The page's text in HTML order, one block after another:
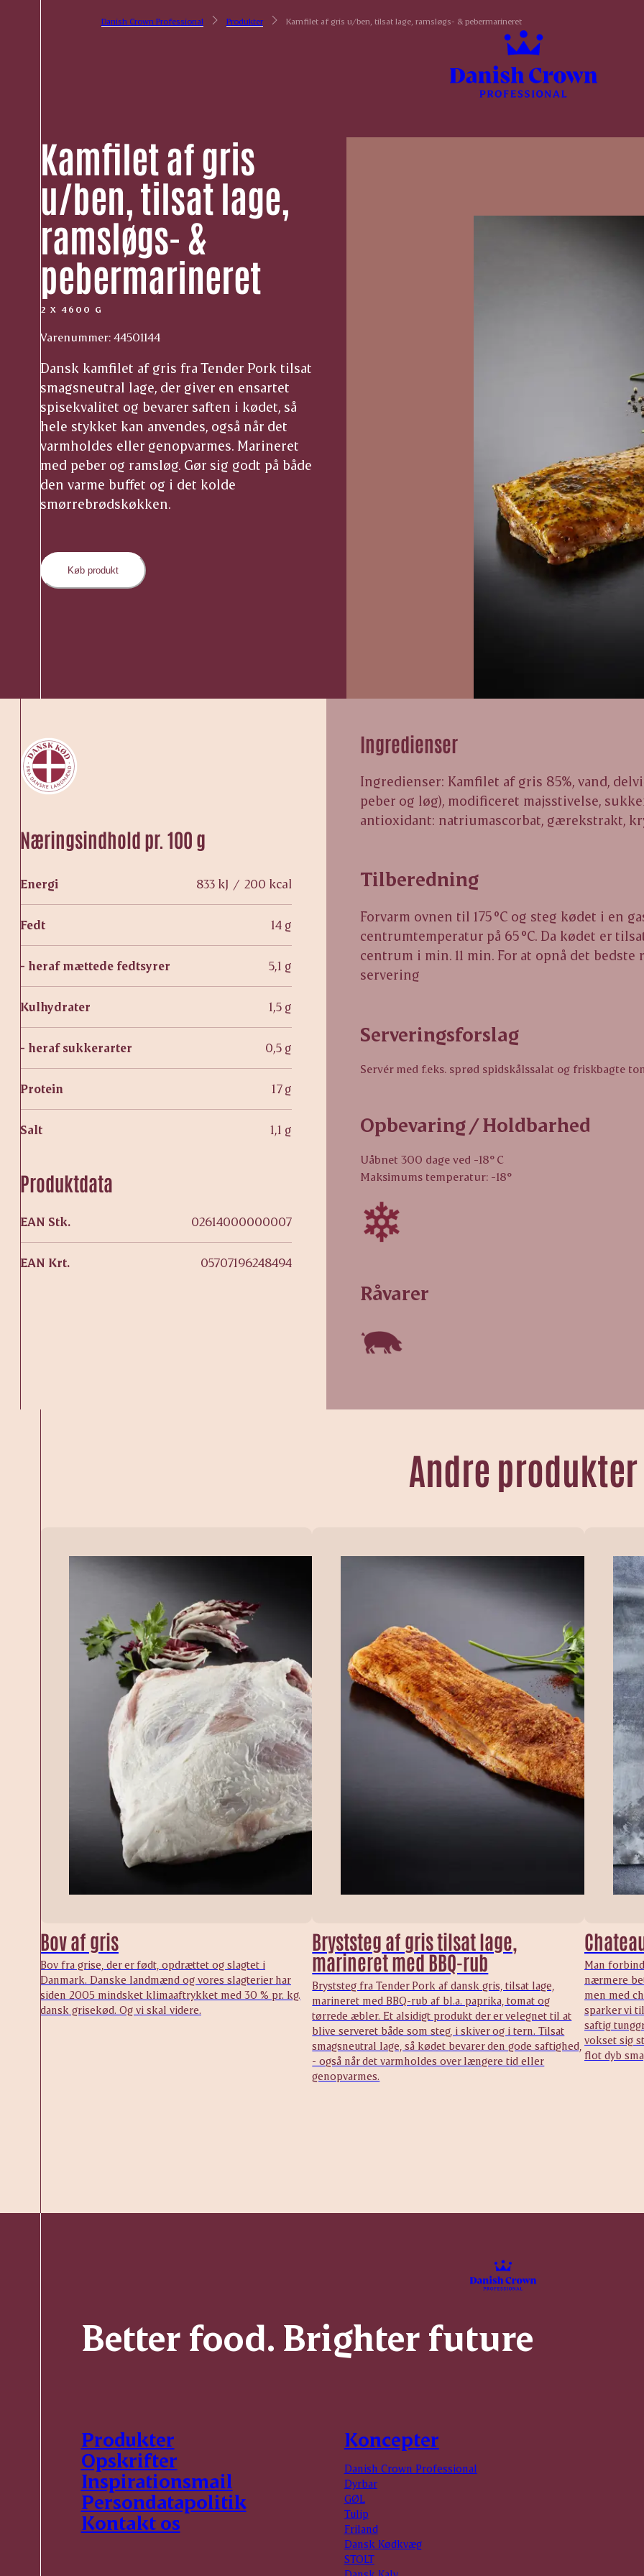
Danish Crown Professional Produkter Kamfilet af gris u/ben, tilsat lage, ramsløgs- & pebermarineret
Kamfilet af gris
u/ben, tilsat lage,
ramsløgs- &
pebermarineret
2 X 4600 G
Varenummer: 44501144
Dansk kamfilet af gris fra Tender Pork tilsat
smagsneutral lage, der giver en ensartet
spisekvalitet og bevarer saften i kødet, så
hele stykket kan anvendes, også når det
varmholdes eller genopvarmes. Marineret
med peber og ramsløg. Gør sig godt på både
den varme buffet og i det kolde
smørrebrødskøkken.
Køb produkt
Næringsindhold pr. 100 g
Energi 833 kJ / 200 kcal
Fedt 14 g
- heraf mættede fedtsyrer 5,1 g
Kulhydrater 1,5 g
- heraf sukkerarter 0,5 g
Protein 17 g
Salt 1,1 g
Produktdata
EAN Stk. 02614000000007
EAN Krt. 05707196248494
Ingredienser
Ingredienser: Kamfilet af gris 85%, vand,
peber og løg), modificeret majsstivelse,
antioxidant: natriumascorbat, gærekstrakt,
Tilberedning
Forvarm ovnen til 175 °C og steg kødet i en
centrumtemperatur på 65 °C. Da kødet er
centrum i min. 11 min. For at opnå det
servering
Serveringsforslag
Servér med f.eks. sprød spidskålssalat og friskbagte
Opbevaring / Holdbarhed
Uåbnet 300 dage ved -18° C
Maksimums temperatur: -18°
Råvarer
Andre produkter
Bov af gris
Bov fra grise, der er født, opdrættet og slagtet i
Danmark. Danske landmænd og vores slagterier har
siden 2005 mindsket klimaaftrykket med 30 % pr. kg.
dansk grisekød. Og vi skal videre.
Bryststeg af gris tilsat lage,
marineret med BBQ-rub
Bryststeg fra Tender Pork af dansk gris, tilsat lage,
marineret med BBQ-rub af bl.a. paprika, tomat og
tørrede æbler. Et alsidigt produkt der er velegnet til at
blive serveret både som steg, i skiver og i tern. Tilsat
smagsneutral lage, så kødet bevarer den gode saftighed,
- også når det varmholdes over længere tid eller
genopvarmes.
Man
nærmere
men med
sparker vi
saftig
vokset sig
flot dyb
Better food. Brighter future
Koncepter
Danish Crown Professional
Dyrbar
GØL
Tulip
Friland
Dansk Kødkvæg
STOLT
Produkter
Opskrifter
Inspirationsmail
Persondatapolitik
Kontakt os